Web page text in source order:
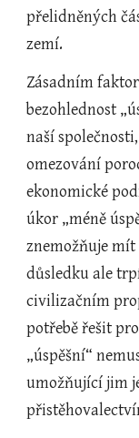
přelidněných
zemí.
Zásadním
bezohlednost
naší
omezování
ekonomické
úkor „méně
znemožňuje
důsledku ale
civilizačním
potřebě řešit
„úspěšní“
umožňující jim